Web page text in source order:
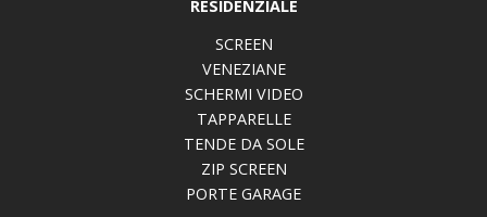
RESIDENZIALE
SCREEN
VENEZIANE
SCHERMI VIDEO
TAPPARELLE
TENDE DA SOLE
ZIP SCREEN
PORTE GARAGE